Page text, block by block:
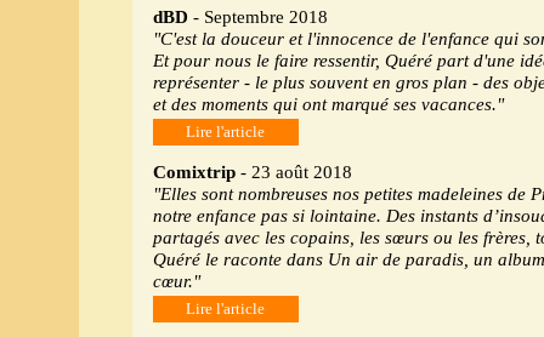
dBD - Septembre 2018
"C'est la douceur et l'innocence de l'enfance qui
Et pour nous le faire ressentir, Quéré part d'une
représenter - le plus souvent en gros plan - des
et des moments qui ont marqué ses vacances."
Lire l'article
Comixtrip- 23 août 2018
"Elles sont nombreuses nos petites madeleines de
notre enfance pas si lointaine. Des instants
partagés avec les copains, les sœurs ou les frères,
Quéré le raconte dans Un air de paradis, un
cœur."
Lire l'article